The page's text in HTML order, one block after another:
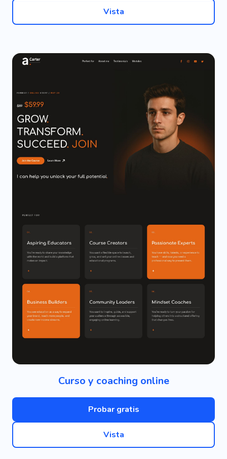
Vista
Curso y coaching online
Probar gratis
Vista